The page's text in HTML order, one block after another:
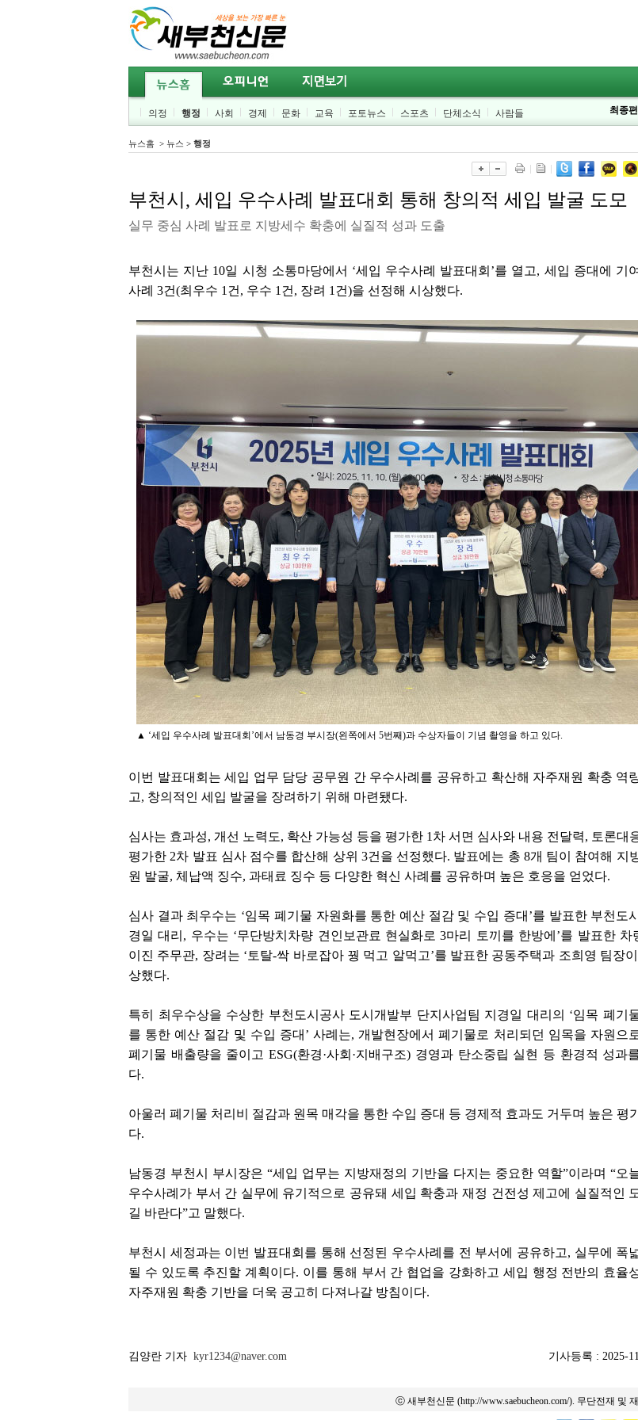
의정 행정 사회 경제 문화 교육 포토뉴스 스포츠 단체소식 사람들 최종
뉴스홈 > 뉴스 > 행정
부천시, 세입 우수사례 발표대회 통해 창의적 세입 발굴 도모
실무 중심 사례 발표로 지방세수 확충에 실질적 성과 도출
부천시는 지난 10일 시청 소통마당에서 ‘세입 우수사례 발표대회’를 열고, 세입 증대에 기
사례 3건(최우수 1건, 우수 1건, 장려 1건)을 선정해 시상했다.
▲ ‘세입 우수사례 발표대회’에서 남동경 부시장(왼쪽에서 5번째)과 수상자들이 기념 촬영을 하고 있다.
이번 발표대회는 세입 업무 담당 공무원 간 우수사례를 공유하고 확산해 자주재원 확충 역
고, 창의적인 세입 발굴을 장려하기 위해 마련됐다.
심사는 효과성, 개선 노력도, 확산 가능성 등을 평가한 1차 서면 심사와 내용 전달력, 토론대
평가한 2차 발표 심사 점수를 합산해 상위 3건을 선정했다. 발표에는 총 8개 팀이 참여해 지
원 발굴, 체납액 징수, 과태료 징수 등 다양한 혁신 사례를 공유하며 높은 호응을 얻었다.
심사 결과 최우수는 ‘임목 폐기물 자원화를 통한 예산 절감 및 수입 증대’를 발표한 부천도
경일 대리, 우수는 ‘무단방치차량 견인보관료 현실화로 3마리 토끼를 한방에’를 발표한 차
이진 주무관, 장려는 ‘토탈-싹 바로잡아 꿩 먹고 알먹고’를 발표한 공동주택과 조희영 팀장
상했다.
특히 최우수상을 수상한 부천도시공사 도시개발부 단지사업팀 지경일 대리의 ‘임목 폐기
를 통한 예산 절감 및 수입 증대’ 사례는, 개발현장에서 폐기물로 처리되던 임목을 자원으
폐기물 배출량을 줄이고 ESG(환경·사회·지배구조) 경영과 탄소중립 실현 등 환경적 성과
다.
아울러 폐기물 처리비 절감과 원목 매각을 통한 수입 증대 등 경제적 효과도 거두며 높은 평
다.
남동경 부천시 부시장은 “세입 업무는 지방재정의 기반을 다지는 중요한 역할”이라며 “오
우수사례가 부서 간 실무에 유기적으로 공유돼 세입 확충과 재정 건전성 제고에 실질적인
길 바란다”고 말했다.
부천시 세정과는 이번 발표대회를 통해 선정된 우수사례를 전 부서에 공유하고, 실무에 폭
될 수 있도록 추진할 계획이다. 이를 통해 부서 간 협업을 강화하고 세입 행정 전반의 효율
자주재원 확충 기반을 더욱 공고히 다져나갈 방침이다.
김양란 기자 kyr1234@naver.com 기사등록 : 2025-
ⓒ 새부천신문 (http://www.saebucheon.com/). 무단전재 및